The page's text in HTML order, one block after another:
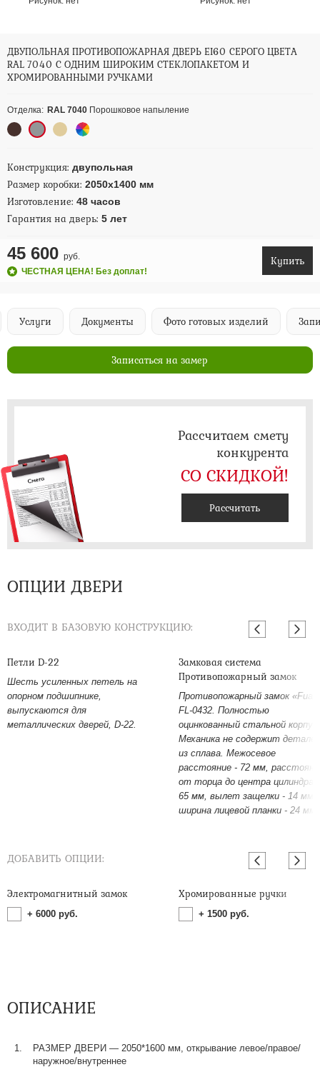
ДВУПОЛЬНАЯ ПРОТИВОПОЖАРНАЯ ДВЕРЬ EI60 СЕРОГО ЦВЕТА
RAL 7040 С ОДНИМ ШИРОКИМ СТЕКЛОПАКЕТОМ И
ХРОМИРОВАННЫМИ РУЧКАМИ
Отделка: RAL 7040 Порошковое напыление
Конструкция: двупольная
Размер коробки: 2050х1400 мм
Изготовление: 48 часов
Гарантия на дверь: 5 лет
45 600 руб.
ЧЕСТНАЯ ЦЕНА! Без доплат!
Купить
Услуги Документы Фото готовых изделий
Записаться на замер
Рассчитаем смету
конкурента
СО СКИДКОЙ!
Рассчитать
ОПЦИИ ДВЕРИ
ВХОДИТ В БАЗОВУЮ КОНСТРУКЦИЮ:
Петли D-22
Шесть усиленных петель на
опорном подшипнике,
выпускаются для
металлических дверей, D-22.
Замковая система
Противопожарный замок
Противопожарный замок
FL-0432. Полностью
оцинкованный стальной корпус.
Механика не содержит деталей
из сплава. Межосевое
расстояние - 72 мм,
от торца до центра цилиндра -
65 мм, вылет защелки - 14 мм,
ширина лицевой планки - 24 мм.
ДОБАВИТЬ ОПЦИИ:
Электромагнитный замок
+ 6000 руб.
Хромированные ручки
+ 1500 руб.
ОПИСАНИЕ
РАЗМЕР ДВЕРИ — 2050*1600 мм, открывание левое/правое/
наружное/внутреннее